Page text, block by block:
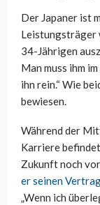
Der Japaner ist
Leistungsträger
34-Jährigen
Man muss ihm
ihn rein.“ Wie
bewiesen.
Während der
Karriere
Zukunft noch
er seinen
„Wenn ich